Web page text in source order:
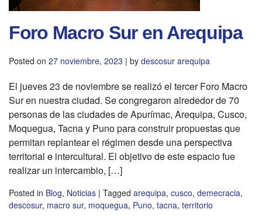
Foro Macro Sur en Arequipa
Posted on 27 noviembre, 2023 | by descosur arequipa
El jueves 23 de noviembre se realizó el tercer Foro Macro
Sur en nuestra ciudad. Se congregaron alrededor de 70
personas de las ciudades de Apurímac, Arequipa, Cusco,
Moquegua, Tacna y Puno para construir propuestas que
permitan replantear el régimen desde una perspectiva
territorial e intercultural. El objetivo de este espacio fue
realizar un intercambio, […]
Posted in Blog, Noticias | Tagged arequipa, cusco, demecracia,
descosur, macro sur, moquegua, Puno, tacna, territorio